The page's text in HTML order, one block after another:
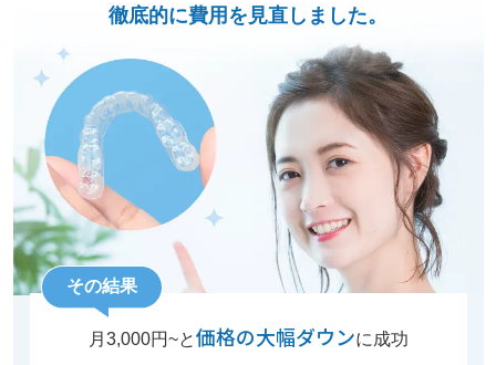
徹底的に費用を見直しました。
その結果
月3,000円~と価格の大幅ダウンに成功